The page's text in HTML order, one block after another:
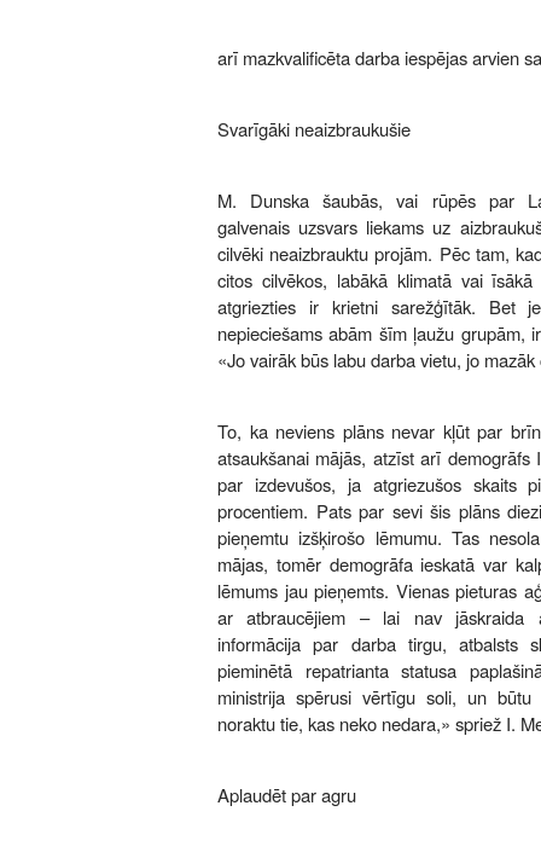
arī mazkvalificēta darba iespējas arvien
Svarīgāki neaizbraukušie
M. Dunska šaubās, vai rūpēs par
galvenais uzsvars liekams uz
cilvēki neaizbrauktu projām. Pēc tam,
citos cilvēkos, labākā klimatā vai
atgriezties ir krietni sarežģītāk. Bet
nepieciešams abām šīm ļaužu grupām,
«Jo vairāk būs labu darba vietu, jo
To, ka neviens plāns nevar kļūt par
atsaukšanai mājās, atzīst arī
par izdevušos, ja atgriezušos skaits
procentiem. Pats par sevi šis plāns
pieņemtu izšķirošo lēmumu. Tas
mājas, tomēr demogrāfa ieskatā var
lēmums jau pieņemts. Vienas pieturas
ar atbraucējiem – lai nav jāskraida
informācija par darba tirgu, atbalsts
pieminētā repatrianta statusa
ministrija spērusi vērtīgu soli, un
noraktu tie, kas neko nedara,» spriež I.
Aplaudēt par agru